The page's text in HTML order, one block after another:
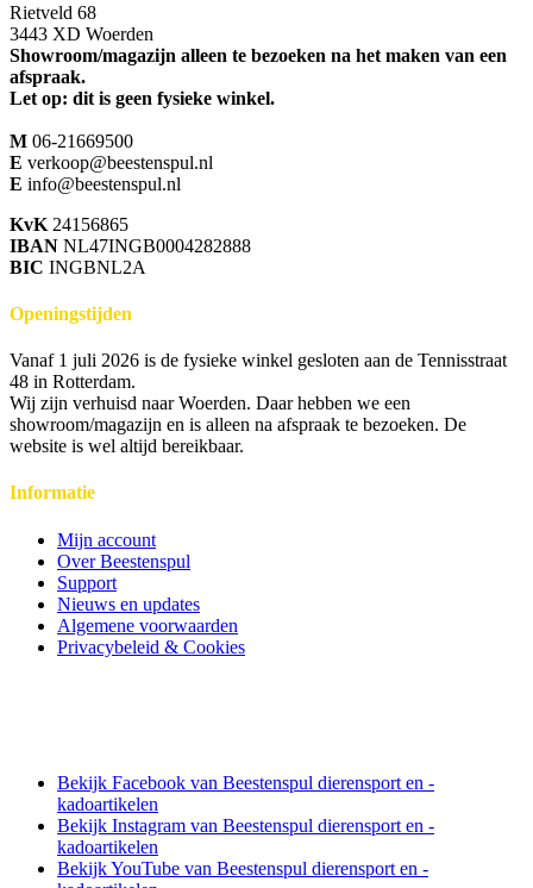
productpagina
Rietveld 68
3443 XD Woerden
Showroom/magazijn alleen te bezoeken na het maken van een
afspraak.
Let op: dit is geen fysieke winkel.
M 06-21669500
E verkoop@beestenspul.nl
E info@beestenspul.nl
KvK 24156865
IBAN NL47INGB0004282888
BIC INGBNL2A
Openingstijden
Vanaf 1 juli 2026 is de fysieke winkel gesloten aan de Tennisstraat
48 in Rotterdam.
Wij zijn verhuisd naar Woerden. Daar hebben we een
showroom/magazijn en is alleen na afspraak te bezoeken. De
website is wel altijd bereikbaar.
Informatie
Mijn account
Over Beestenspul
Support
Nieuws en updates
Algemene voorwaarden
Privacybeleid & Cookies
Bekijk Facebook van Beestenspul dierensport en -
kadoartikelen
Bekijk Instagram van Beestenspul dierensport en -
kadoartikelen
Bekijk YouTube van Beestenspul dierensport en -